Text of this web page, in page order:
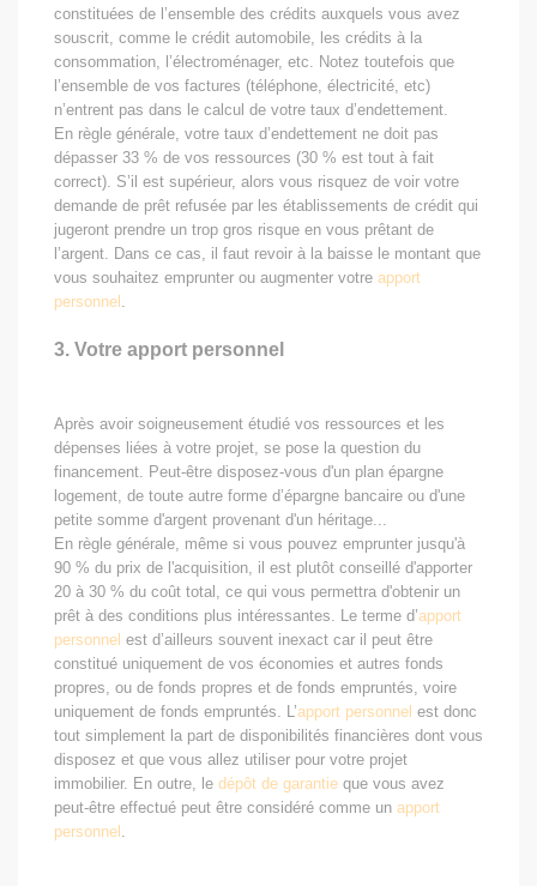
constituées de l’ensemble des crédits auxquels vous avez
souscrit, comme le crédit automobile, les crédits à la
consommation, l’électroménager, etc. Notez toutefois que
l’ensemble de vos factures (téléphone, électricité, etc)
n’entrent pas dans le calcul de votre taux d’endettement.
En règle générale, votre taux d’endettement ne doit pas
dépasser 33 % de vos ressources (30 % est tout à fait
correct). S’il est supérieur, alors vous risquez de voir votre
demande de prêt refusée par les établissements de crédit qui
jugeront prendre un trop gros risque en vous prêtant de
l’argent. Dans ce cas, il faut revoir à la baisse le montant que
vous souhaitez emprunter ou augmenter votre apport
personnel .
3. Votre apport personnel
Après avoir soigneusement étudié vos ressources et les
dépenses liées à votre projet, se pose la question du
financement. Peut-être disposez-vous d'un plan épargne
logement, de toute autre forme d’épargne bancaire ou d'une
petite somme d'argent provenant d'un héritage...
En règle générale, même si vous pouvez emprunter jusqu'à
90 % du prix de l'acquisition, il est plutôt conseillé d'apporter
20 à 30 % du coût total, ce qui vous permettra d'obtenir un
prêt à des conditions plus intéressantes. Le terme d’apport
personnel est d’ailleurs souvent inexact car il peut être
constitué uniquement de vos économies et autres fonds
propres, ou de fonds propres et de fonds empruntés, voire
uniquement de fonds empruntés. L’apport personnel est donc
tout simplement la part de disponibilités financières dont vous
disposez et que vous allez utiliser pour votre projet
immobilier. En outre, le dépôt de garantie que vous avez
peut-être effectué peut être considéré comme un apport
personnel .